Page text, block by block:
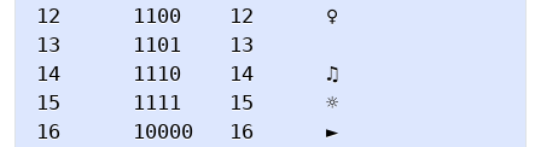
12      1100    12      ♀
13      1101    13
14      1110    14      ♫
15      1111    15      ☼
16      10000   16      ►